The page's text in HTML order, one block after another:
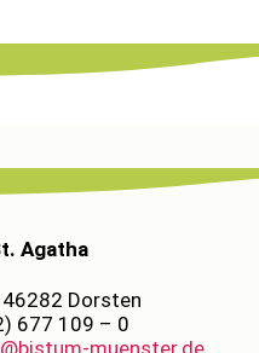
Agatha
Dorsten
677 109 – 0